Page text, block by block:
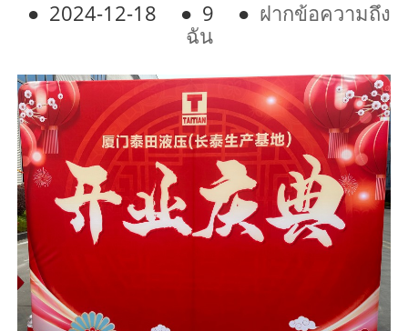
● 2024-12-18 ● 9 ● ฝากข้อความถึง
ฉัน